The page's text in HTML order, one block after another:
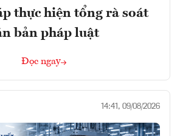
thực hiện tổng rà soát
bản pháp luật
Đọc ngay
14:41, 09/08/2026